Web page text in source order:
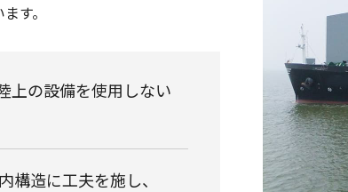
す。
上の設備を使用しない
造に工夫を施し、